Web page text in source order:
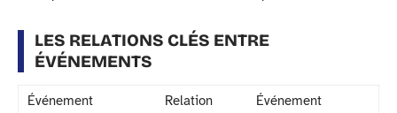
LES RELATIONS CLÉS ENTRE
ÉVÉNEMENTS
Événement Relation
Événement